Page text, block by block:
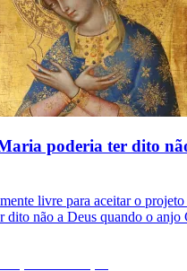
poderia ter dito
livre para aceitar o
dito não a Deus quando o